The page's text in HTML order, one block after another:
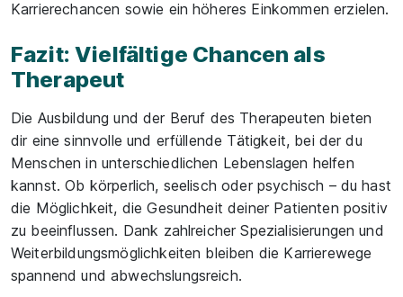
Karrierechancen sowie ein höheres Einkommen erzielen.
Fazit: Vielfältige Chancen als
Therapeut
Die Ausbildung und der Beruf des Therapeuten bieten
dir eine sinnvolle und erfüllende Tätigkeit, bei der du
Menschen in unterschiedlichen Lebenslagen helfen
kannst. Ob körperlich, seelisch oder psychisch – du hast
die Möglichkeit, die Gesundheit deiner Patienten positiv
zu beeinflussen. Dank zahlreicher Spezialisierungen und
Weiterbildungsmöglichkeiten bleiben die Karrierewege
spannend und abwechslungsreich.